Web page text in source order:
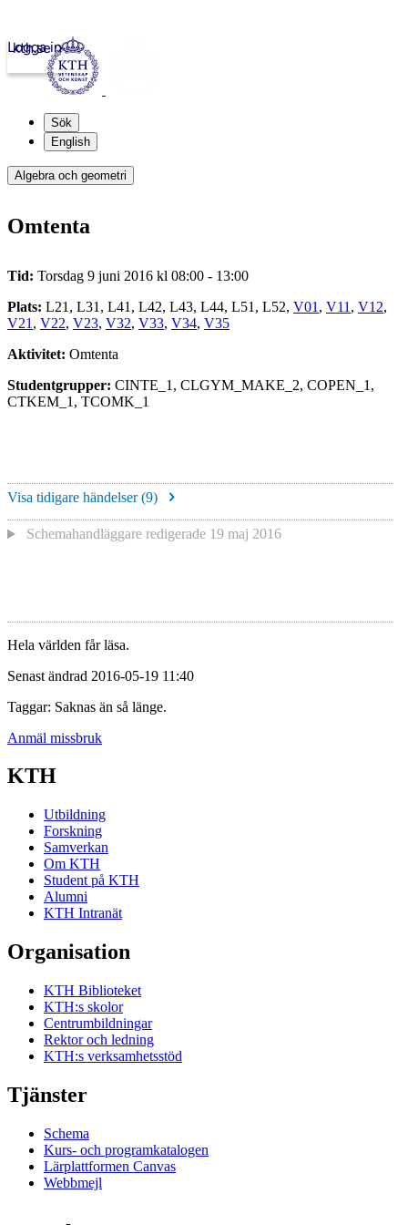
kth.se
Logga in
Sök
English
Algebra och geometri
Omtenta
Tid: Torsdag 9 juni 2016 kl 08:00 - 13:00
Plats: L21, L31, L41, L42, L43, L44, L51, L52, V01 , V11 , V12,
V21 , V22, V23, V32, V33, V34, V35
Aktivitet: Omtenta
Studentgrupper: CINTE_1, CLGYM_MAKE_2, COPEN_1,
CTKEM_1, TCOMK_1
Visa tidigare händelser (9)
Schemahandläggare redigerade 19 maj 2016
Hela världen får läsa.
Senast ändrad 2016-05-19 11:40
Taggar: Saknas än så länge.
Anmäl missbruk
KTH
Utbildning
Forskning
Samverkan
Om KTH
Student på KTH
Alumni
KTH Intranät
Organisation
KTH Biblioteket
KTH:s skolor
Centrumbildningar
Rektor och ledning
KTH:s verksamhetsstöd
Tjänster
Schema
Kurs- och programkatalogen
Lärplattformen Canvas
Webbmejl